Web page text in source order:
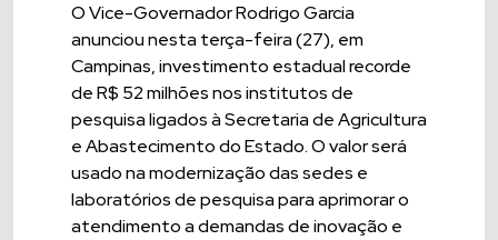
O Vice-Governador Rodrigo Garcia
anunciou nesta terça-feira (27), em
Campinas, investimento estadual recorde
de R$ 52 milhões nos institutos de
pesquisa ligados à Secretaria de Agricultura
e Abastecimento do Estado. O valor será
usado na modernização das sedes e
laboratórios de pesquisa para aprimorar o
atendimento a demandas de inovação e